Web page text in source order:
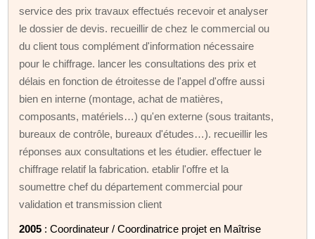
service des prix travaux effectués recevoir et analyser
le dossier de devis. recueillir de chez le commercial ou
du client tous complément d'information nécessaire
pour le chiffrage. lancer les consultations des prix et
délais en fonction de étroitesse de l'appel d'offre aussi
bien en interne (montage, achat de matières,
composants, matériels…) qu'en externe (sous traitants,
bureaux de contrôle, bureaux d'études…). recueillir les
réponses aux consultations et les étudier. effectuer le
chiffrage relatif la fabrication. etablir l'offre et la
soumettre chef du département commercial pour
validation et transmission client
2005 : Coordinateur / Coordinatrice projet en Maîtrise